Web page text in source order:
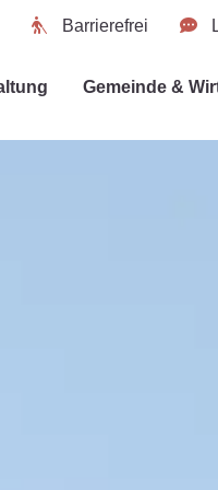
Barrierefrei
Gemeinde &